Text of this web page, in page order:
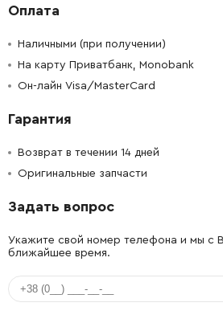
Оплата
Наличными (при получении)
На карту Приватбанк, Monobank
Он-лайн Visa/MasterCard
Гарантия
Возврат в течении 14 дней
Оригинальные запчасти
Задать вопрос
Укажите свой номер телефона и мы с
ближайшее время.